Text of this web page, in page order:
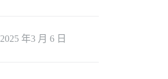
2025 年3 月 6 日